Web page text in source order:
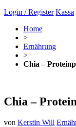
Login / Register Kassa
Home
>
Ernährung
>
Chia –
Chia –
von Kerstin Will